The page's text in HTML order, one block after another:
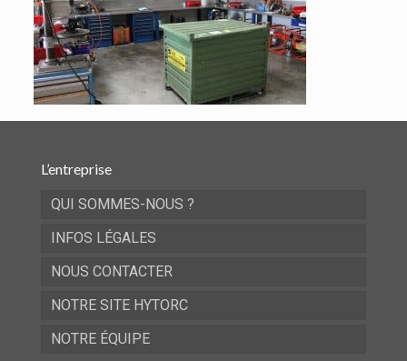
L’entreprise
QUI SOMMES-NOUS ?
INFOS LÉGALES
NOUS CONTACTER
NOTRE SITE HYTORC
NOTRE ÉQUIPE